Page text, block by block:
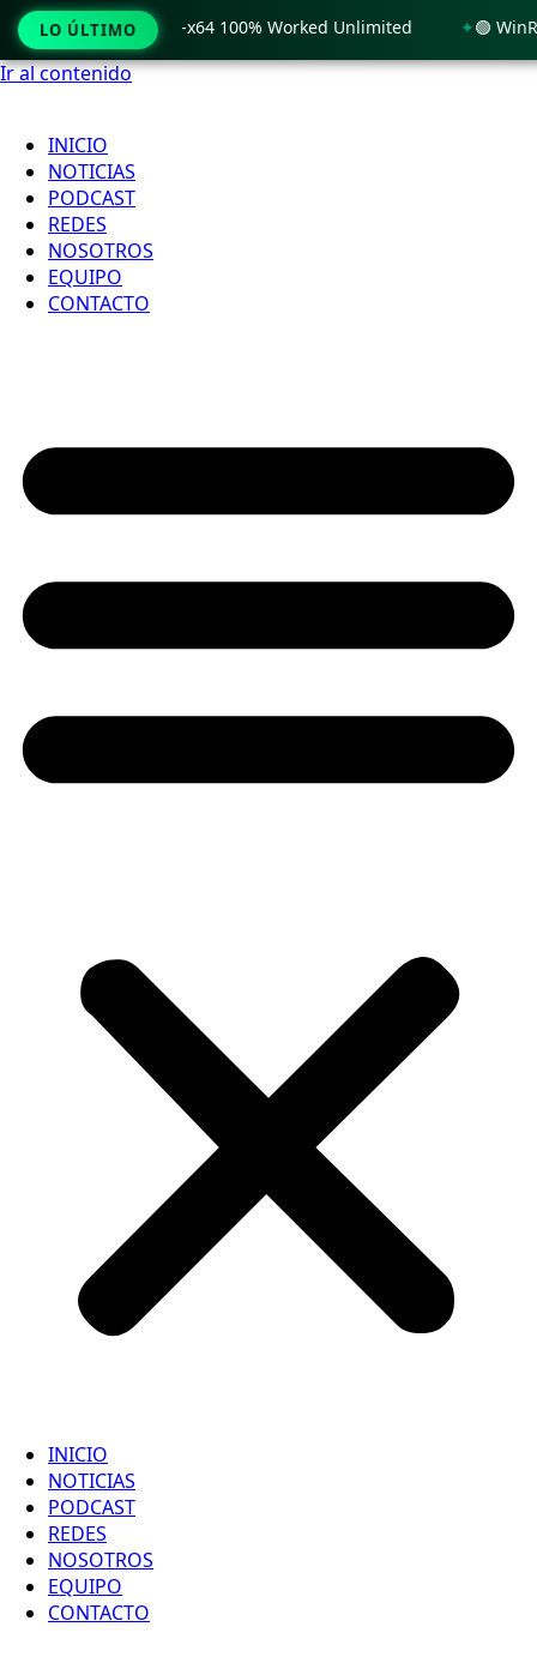
Ir al contenido
INICIO
NOTICIAS
PODCAST
REDES
NOSOTROS
EQUIPO
CONTACTO
INICIO
NOTICIAS
PODCAST
REDES
NOSOTROS
EQUIPO
CONTACTO
LO ÚLTIMO
11 x86-x64 100% Worked Unlimited 🟢 WinRAR 7.11